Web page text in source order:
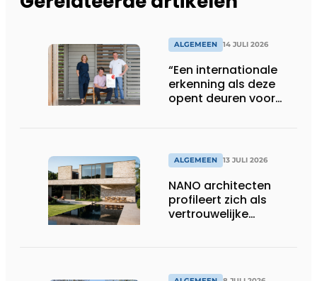
ALGEMEEN 14 JULI 2026
“Een internationale
erkenning als deze
opent deuren voor
ALGEMEEN 13 JULI 2026
NANO architecten
profileert zich als
vertrouwelijke